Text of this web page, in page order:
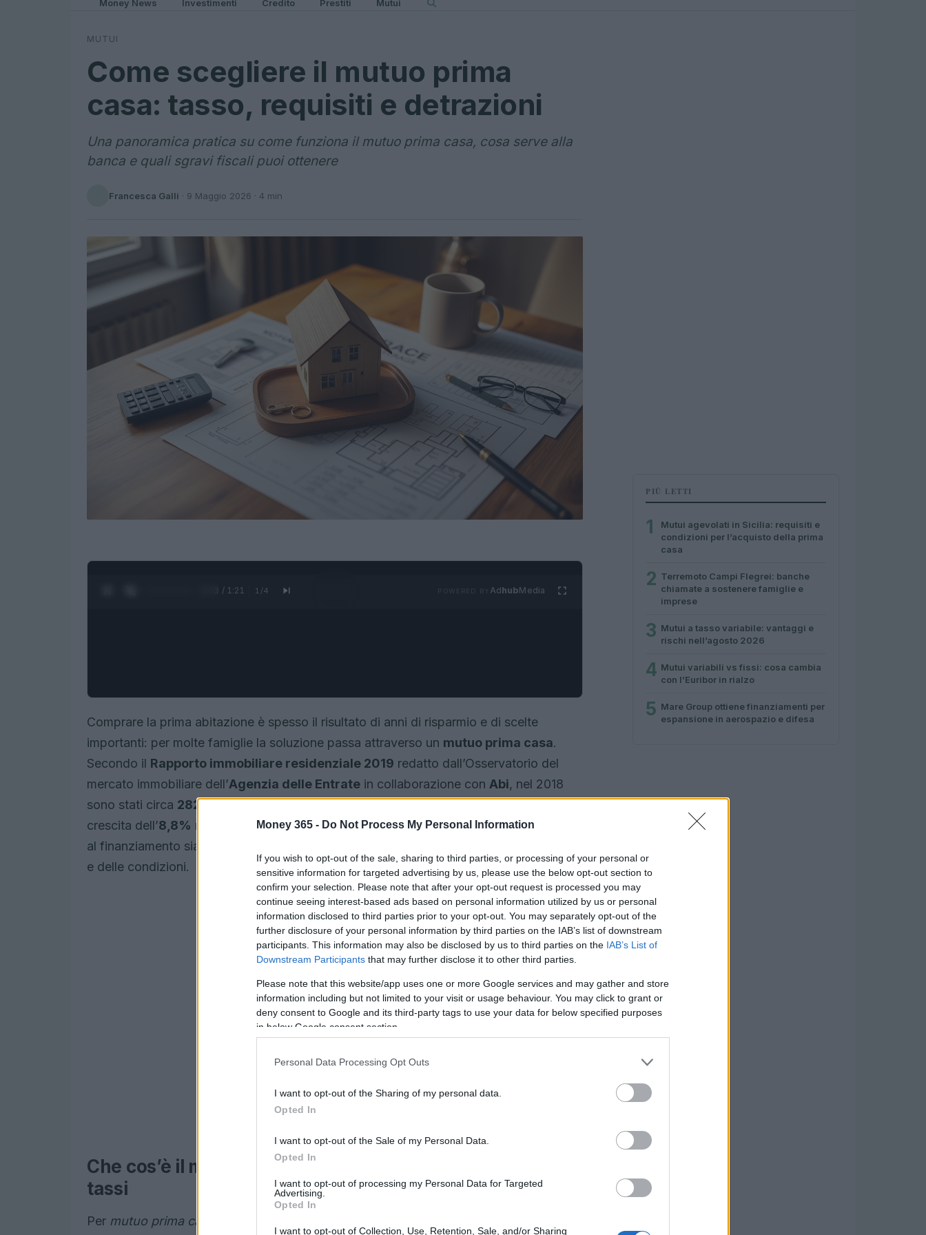
Money 365 - Do Not Process My Personal Information
If you wish to opt-out of the sale, sharing to third parties, or processing of your personal or
sensitive information for targeted advertising by us, please use the below opt-out section to
confirm your selection. Please note that after your opt-out request is processed you may
continue seeing interest-based ads based on personal information utilized by us or personal
information disclosed to third parties prior to your opt-out. You may separately opt-out of the
further disclosure of your personal information by third parties on the IAB’s list of downstream
participants. This information may also be disclosed by us to third parties on the IAB’s List of
Downstream Participants that may further disclose it to other third parties.
Please note that this website/app uses one or more Google services and may gather and store
information including but not limited to your visit or usage behaviour. You may click to grant or
deny consent to Google and its third-party tags to use your data for below specified purposes
in below Google consent section.
Personal Data Processing Opt Outs
I want to opt-out of the Sharing of my personal data.
Opted In
I want to opt-out of the Sale of my Personal Data.
Opted In
I want to opt-out of processing my Personal Data for Targeted
Advertising.
Opted In
I want to opt-out of Collection, Use, Retention, Sale, and/or Sharing
Money News Investimenti Credito Prestiti Mutui
MUTUI
Come scegliere il mutuo prima
casa: tasso, requisiti e detrazioni
Una panoramica pratica su come funziona il mutuo prima casa, cosa serve alla
banca e quali sgravi fiscali puoi ottenere
Francesca Galli · 9 Maggio 2026 · 4 min
0:05 / 1:21 1 /4 AdhubMedia
Comprare la prima abitazione è spesso il risultato di anni di risparmio e di scelte
importanti: per molte famiglie la soluzione passa attraverso un mutuo prima casa.
Secondo il Rapporto immobiliare residenziale 2019 redatto dall’Osservatorio del
mercato immobiliare dell’Agenzia delle Entrate in collaborazione con Abi, nel 2018
sono stati circa 282mila
crescita dell’8,8% rispetto all’anno precedente. Questo dato conferma come il ricorso
al finanziamento sia una scelta diffusa e che richiede una valutazione attenta dei costi
e delle condizioni.
Che cos’è il mutuo prima casa e come si strutturano i
tassi
Per mutuo prima casa
PIÙ LETTI
1
Mutui agevolati in Sicilia: requisiti e
condizioni per l’acquisto della prima
casa
2 Terremoto Campi Flegrei: banche
chiamate a sostenere famiglie e
imprese
3 Mutui a tasso variabile: vantaggi e
rischi nell’agosto 2026
4 Mutui variabili vs fissi: cosa cambia
con l’Euribor in rialzo
5 Mare Group ottiene finanziamenti per
espansione in aerospazio e difesa